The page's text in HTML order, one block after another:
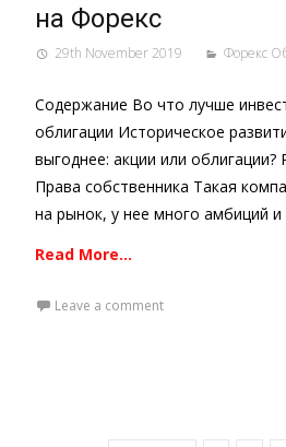
на Форекс
29th November 2019 Форекс
Содержание Во что лучше
облигации Историческое
выгоднее: акции или облигации?
Права собственника Такая
на рынок, у нее много амбиций и
Read More…
Leave a comment